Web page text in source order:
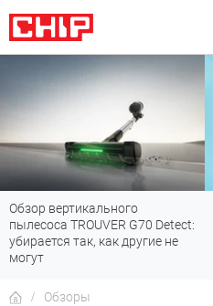
Топ-8 недорогих роутеров с Wi-
Fi 7: все «плюшки» последнего
стандарта
Обзоры